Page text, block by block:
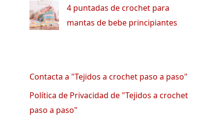
4 puntadas de crochet para
mantas de bebe principiantes
Contacta a "Tejidos a crochet paso a paso"
Política de Privacidad de "Tejidos a crochet
paso a paso"